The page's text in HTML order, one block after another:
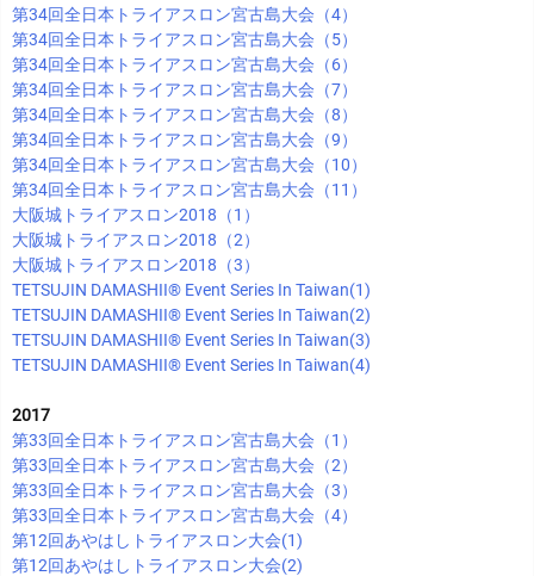
第34回全日本トライアスロン宮古島大会（4）
第34回全日本トライアスロン宮古島大会（5）
第34回全日本トライアスロン宮古島大会（6）
第34回全日本トライアスロン宮古島大会（7）
第34回全日本トライアスロン宮古島大会（8）
第34回全日本トライアスロン宮古島大会（9）
第34回全日本トライアスロン宮古島大会（10）
第34回全日本トライアスロン宮古島大会（11）
大阪城トライアスロン2018（1）
大阪城トライアスロン2018（2）
大阪城トライアスロン2018（3）
TETSUJIN DAMASHII®︎ Event Series In Taiwan(1)
TETSUJIN DAMASHII®︎ Event Series In Taiwan(2)
TETSUJIN DAMASHII®︎ Event Series In Taiwan(3)
TETSUJIN DAMASHII®︎ Event Series In Taiwan(4)
2017
第33回全日本トライアスロン宮古島大会（1）
第33回全日本トライアスロン宮古島大会（2）
第33回全日本トライアスロン宮古島大会（3）
第33回全日本トライアスロン宮古島大会（4）
第12回あやはしトライアスロン大会(1)
第12回あやはしトライアスロン大会(2)